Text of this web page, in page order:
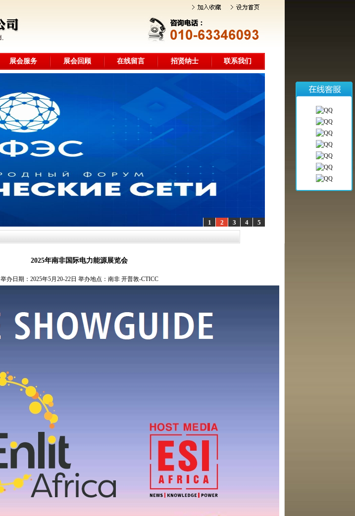
展会服务 展会回顾 在线留言 招贤纳士 联系我们
5
4
3
2
1
2025年南非国际电力能源展览会
举办日期：2025年5月20-22日 举办地点：南非 开普敦-CTICC